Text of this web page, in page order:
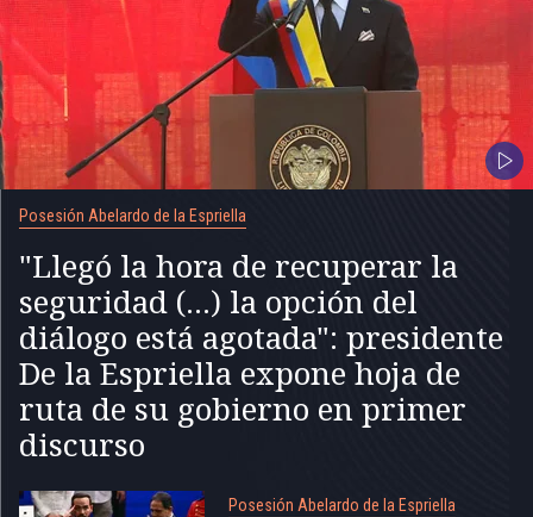
Posesión Abelardo de la Espriella
"Llegó la hora de recuperar la
seguridad (...) la opción del
diálogo está agotada": presidente
De la Espriella expone hoja de
ruta de su gobierno en primer
discurso
Posesión Abelardo de la Espriella